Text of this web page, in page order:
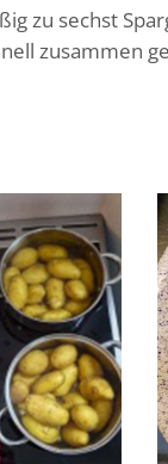
zu sechst
zusammen